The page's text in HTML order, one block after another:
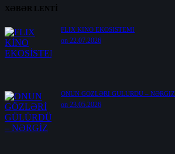
XƏBƏR LENTİ
FLIX KİNO EKOSİSTEMİ
on 22.07.2026
ONUN GÖZLƏRİ GÜLÜRDÜ – NƏRGİZ
on 23.05.2026